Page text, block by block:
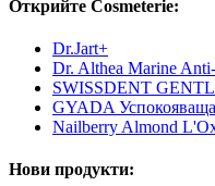
Открийте Cosmeterie:
Dr.Jart+
Dr. Althea Marine
SWISSDENT
GYADA
Nailberry Almond
Нови продукти: